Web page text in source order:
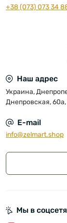
+38 (073) 073 34
Наш адрес
Украина,
Днепровская, 60а,
E-mail
info@zelmart.shop
Мы в